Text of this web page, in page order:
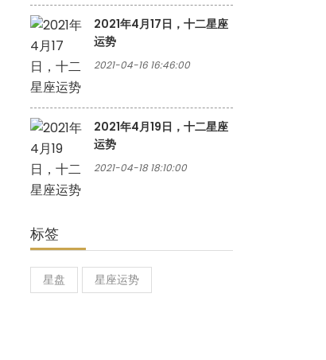
2021年4月17日，十二星座
运势
2021-04-16 16:46:00
2021年4月19日，十二星座
运势
2021-04-18 18:10:00
标签
星盘 星座运势